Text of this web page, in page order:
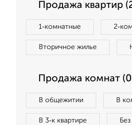
Продажа квартир
1‑комнатные
Вторичное жилье
Продажа комнат
В общежитии В
В 3‑к квартире